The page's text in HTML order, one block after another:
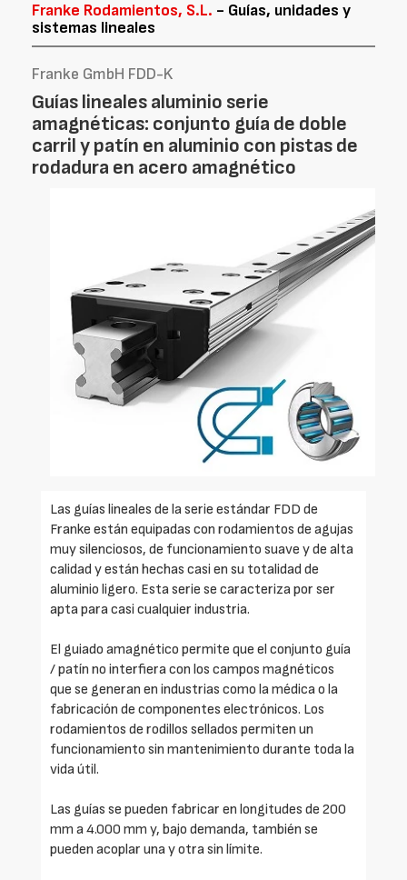
Franke Rodamientos, S.L. - Guías, unidades y
sistemas lineales
Franke GmbH FDD-K
Guías lineales aluminio serie
amagnéticas: conjunto guía de doble
carril y patín en aluminio con pistas de
rodadura en acero amagnético
Las guías lineales de la serie estándar FDD de
Franke están equipadas con rodamientos de agujas
muy silenciosos, de funcionamiento suave y de alta
calidad y están hechas casi en su totalidad de
aluminio ligero. Esta serie se caracteriza por ser
apta para casi cualquier industria.
El guiado amagnético permite que el conjunto guía
/ patín no interfiera con los campos magnéticos
que se generan en industrias como la médica o la
fabricación de componentes electrónicos. Los
rodamientos de rodillos sellados permiten un
funcionamiento sin mantenimiento durante toda la
vida útil.
Las guías se pueden fabricar en longitudes de 200
mm a 4.000 mm y, bajo demanda, también se
pueden acoplar una y otra sin límite.